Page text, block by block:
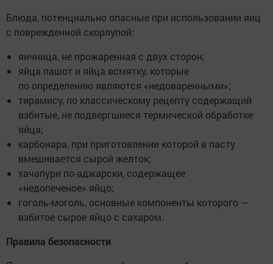
Блюда, потенциально опасные при использовании яиц
с поврежденной скорлупой:
яичница, не прожаренная с двух сторон;
яйца пашот и яйца всмятку, которые
по определению являются «недоваренными»;
тирамису, по классическому рецепту содержащий
взбитые, не подвергшиеся термической обработке
яйца;
карбонара, при приготовлении которой в пасту
вмешивается сырой желток;
хачапури по-аджарски, содержащее
«недопеченое» яйцо;
гоголь-моголь, основные компоненты которого —
взбитое сырое яйцо с сахаром.
Правила безопасности